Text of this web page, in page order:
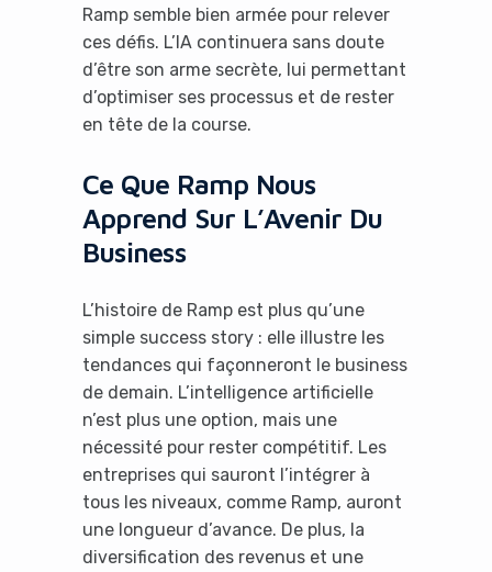
Ramp semble bien armée pour relever
ces défis. L’IA continuera sans doute
d’être son arme secrète, lui permettant
d’optimiser ses processus et de rester
en tête de la course.
Ce Que Ramp Nous
Apprend Sur L’Avenir Du
Business
L’histoire de Ramp est plus qu’une
simple success story : elle illustre les
tendances qui façonneront le business
de demain. L’intelligence artificielle
n’est plus une option, mais une
nécessité pour rester compétitif. Les
entreprises qui sauront l’intégrer à
tous les niveaux, comme Ramp, auront
une longueur d’avance. De plus, la
diversification des revenus et une